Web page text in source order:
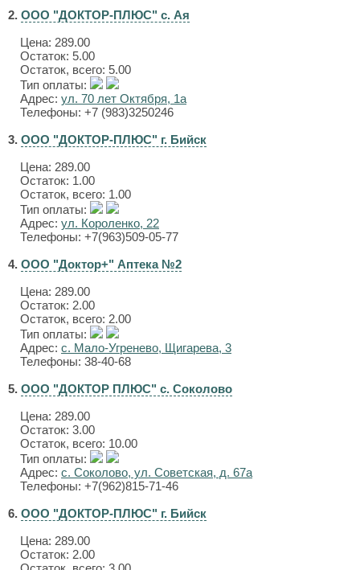
2. ООО "ДОКТОР-ПЛЮС" с. Ая
Цена: 289.00
Остаток: 5.00
Остаток, всего: 5.00
Тип оплаты:
Адрес: ул. 70 лет Октября, 1а
Телефоны: +7 (983)3250246
3. ООО "ДОКТОР-ПЛЮС" г. Бийск
Цена: 289.00
Остаток: 1.00
Остаток, всего: 1.00
Тип оплаты:
Адрес: ул. Короленко, 22
Телефоны: +7(963)509-05-77
4. ООО "Доктор+" Аптека №2
Цена: 289.00
Остаток: 2.00
Остаток, всего: 2.00
Тип оплаты:
Адрес: с. Мало-Угренево, Щигарева, 3
Телефоны: 38-40-68
5. ООО "ДОКТОР ПЛЮС" с. Соколово
Цена: 289.00
Остаток: 3.00
Остаток, всего: 10.00
Тип оплаты:
Адрес: с. Соколово, ул. Советская, д. 67а
Телефоны: +7(962)815-71-46
6. ООО "ДОКТОР-ПЛЮС" г. Бийск
Цена: 289.00
Остаток: 2.00